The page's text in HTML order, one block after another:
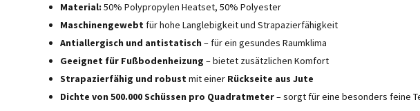
Material: 50% Polypropylen Heatset, 50% Polyester
Maschinengewebt für hohe Langlebigkeit und Strapazierfähigkeit
Antiallergisch und antistatisch – für ein gesundes Raumklima
Geeignet für Fußbodenheizung – bietet zusätzlichen Komfort
Strapazierfähig und robust mit einer Rückseite aus Jute
Dichte von 500.000 Schüssen pro Quadratmeter– sorgt für eine besonders feine